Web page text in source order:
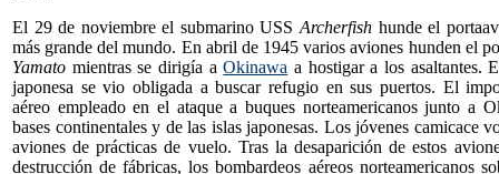
El 29 de noviembre el submarino USSArcherfish hunde el
más grande del mundo. En abril de 1945 varios aviones hunden el
Yamato mientras se dirigía aOkinawa a hostigar a los asaltantes.
japonesa se vio obligada a buscar refugio en sus puertos. El
aéreo empleado en el ataque a buques norteamericanos junto a
bases continentales y de las islas japonesas. Los jóvenes camicace
aviones de prácticas de vuelo. Tras la desaparición de estos
destrucción de fábricas, los bombardeos aéreos norteamericanos